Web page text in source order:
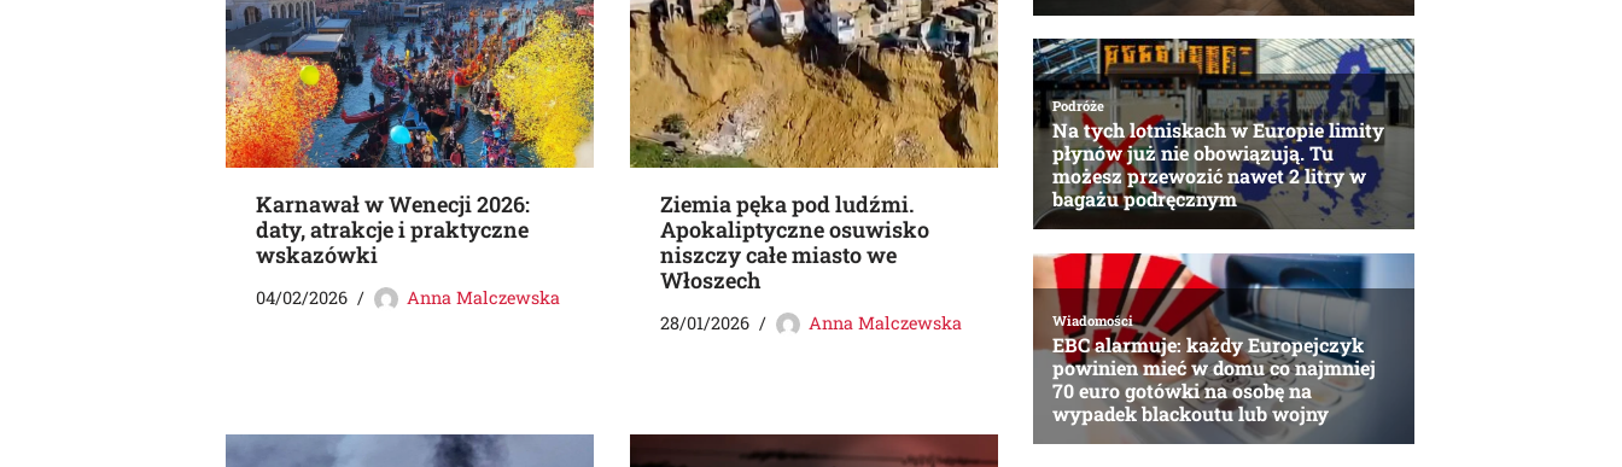
Karnawał w Wenecji 2026:
daty, atrakcje i praktyczne
wskazówki
04/02/2026 Anna Malczewska
Ziemia pęka pod ludźmi.
Apokaliptyczne osuwisko
niszczy całe miasto we
Włoszech
28/01/2026 Anna Malczewska